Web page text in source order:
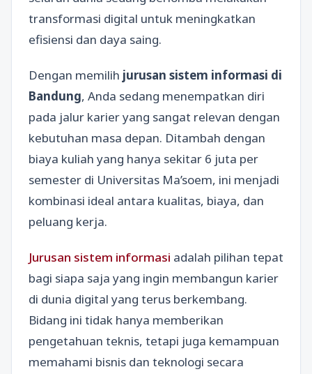
transformasi digital untuk meningkatkan
efisiensi dan daya saing.
Dengan memilih jurusan sistem informasi di
Bandung, Anda sedang menempatkan diri
pada jalur karier yang sangat relevan dengan
kebutuhan masa depan. Ditambah dengan
biaya kuliah yang hanya sekitar 6 juta per
semester di Universitas Ma’soem, ini menjadi
kombinasi ideal antara kualitas, biaya, dan
peluang kerja.
Jurusan sistem informasi adalah pilihan tepat
bagi siapa saja yang ingin membangun karier
di dunia digital yang terus berkembang.
Bidang ini tidak hanya memberikan
pengetahuan teknis, tetapi juga kemampuan
memahami bisnis dan teknologi secara